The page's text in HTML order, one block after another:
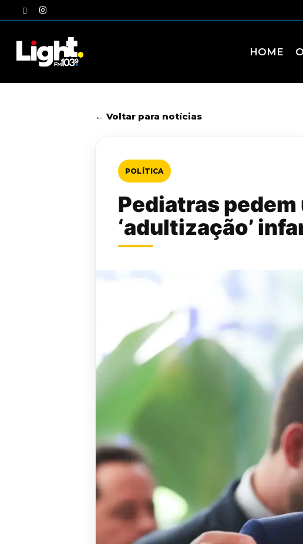
to
twitterinstagram
HOME
← Voltar para notícias
POLÍTICA
Pediatras
‘adultização’